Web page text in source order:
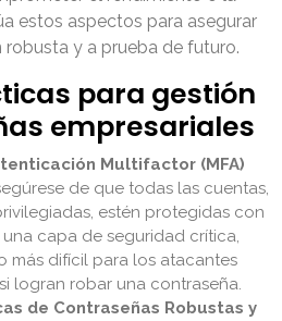
estos aspectos para asegurar
y a prueba de futuro.
para gestión
empresariales
Multifactor (MFA)
de que todas las cuentas,
estén protegidas con
una capa de seguridad crítica,
más difícil para los atacantes
logran robar una contraseña.
de Contraseñas Robustas y